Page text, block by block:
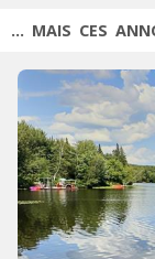
... MAIS CES